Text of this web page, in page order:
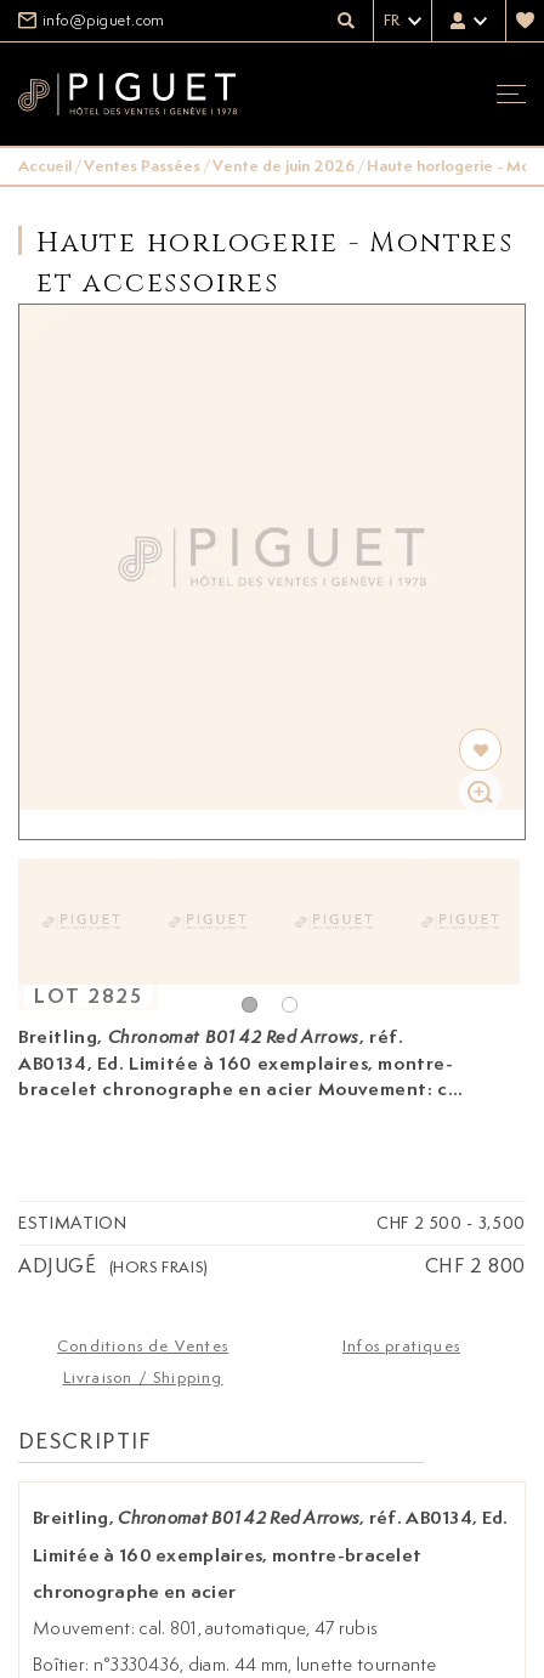
info@piguet.com FR
Accueil/Ventes Passées/Vente de juin 2026/Haute horlogerie -
Haute horlogerie - Montres
et accessoires
Breitling, Chronomat B01 42 Red Arrows, réf.
AB0134, Ed. Limitée à 160 exemplaires, montre-
bracelet chronographe en acier Mouvement: cal.
chronographe à 2 compteurs avec secondes au
centre, graduation pour le tachymètre, date à
guichet, compteur subsidiaire pour les secondes
LOT 2825
ESTIMATION CHF 2 500 - 3,500
ADJUGÉ (HORS FRAIS) CHF 2 800
Conditions de Ventes
Infos pratiques
Livraison / Shipping
DESCRIPTIF
Breitling,Chronomat B01 42 Red Arrows, réf. AB0134, Ed.
Limitée à 160 exemplaires, montre-bracelet
chronographe en acier
Mouvement: cal. 801, automatique, 47 rubis
Boîtier: n°3330436, diam. 44 mm, lunette tournante